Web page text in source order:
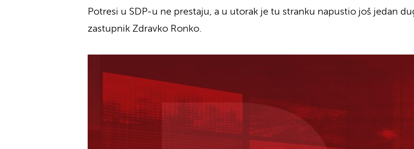
Potresi u SDP-u ne prestaju, a u utorak je tu stranku napustio još jedan
zastupnik Zdravko Ronko.